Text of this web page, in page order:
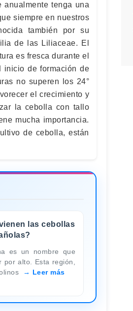
tenga una
siempre en nuestros
también por su
de las Liliaceae. El
es fresca durante el
inicio de formación de
no superen los 24°
el crecimiento y
la cebolla con tallo
mucha importancia.
de cebolla, están
las cebollas
es un nombre que
por alto. Esta región,
Leer más